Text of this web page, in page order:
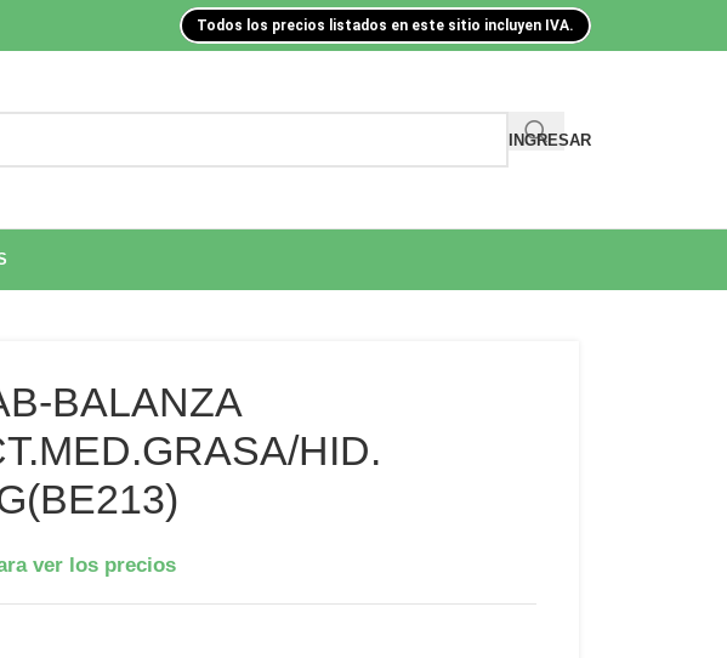
Todos los precios listados en este sitio incluyen IVA.
INGRESAR
BALANZA
HID.
ver los precios